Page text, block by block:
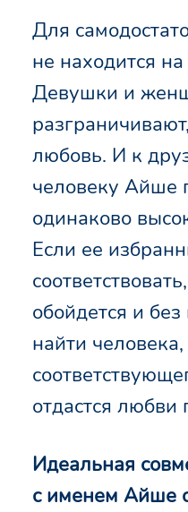
Для
не находится
Девушки и
любовь. И к
человеку Айше
одинаково
Если ее
обойдется и без
найти
отдастся любви
Идеальная
с именем Айше